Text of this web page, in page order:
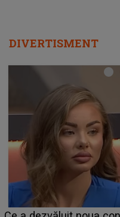
DIVERTISMENT